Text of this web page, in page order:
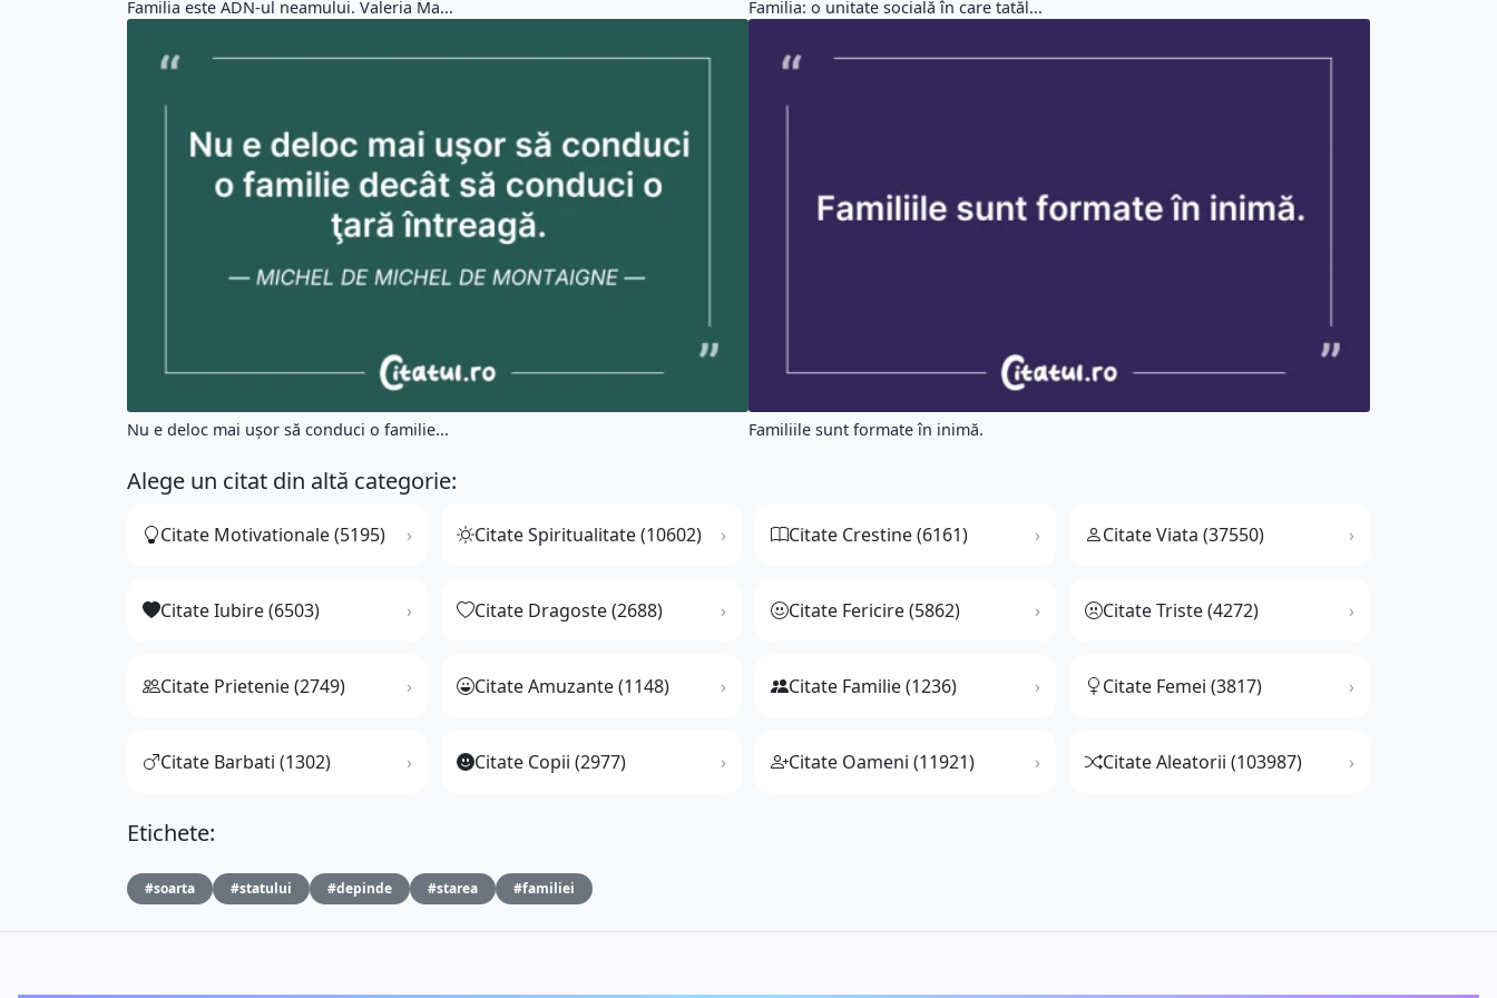
Familia este ADN-ul neamului. Valeria Ma... Familia: o unitate socială în care tatăl...
Nu e deloc mai uşor să conduci o familie... Familiile sunt formate în inimă.
Alege un citat din altă categorie:
Citate Motivationale (5195) Citate Spiritualitate (10602) Citate Crestine (6161) Citate Viata (37550)
Citate Iubire (6503) Citate Dragoste (2688) Citate Fericire (5862) Citate Triste (4272)
Citate Prietenie (2749) Citate Amuzante (1148) Citate Familie (1236) Citate Femei (3817)
Citate Barbati (1302) Citate Copii (2977) Citate Oameni (11921) Citate Aleatorii (103987)
Etichete:
#soarta #statului #depinde #starea #familiei